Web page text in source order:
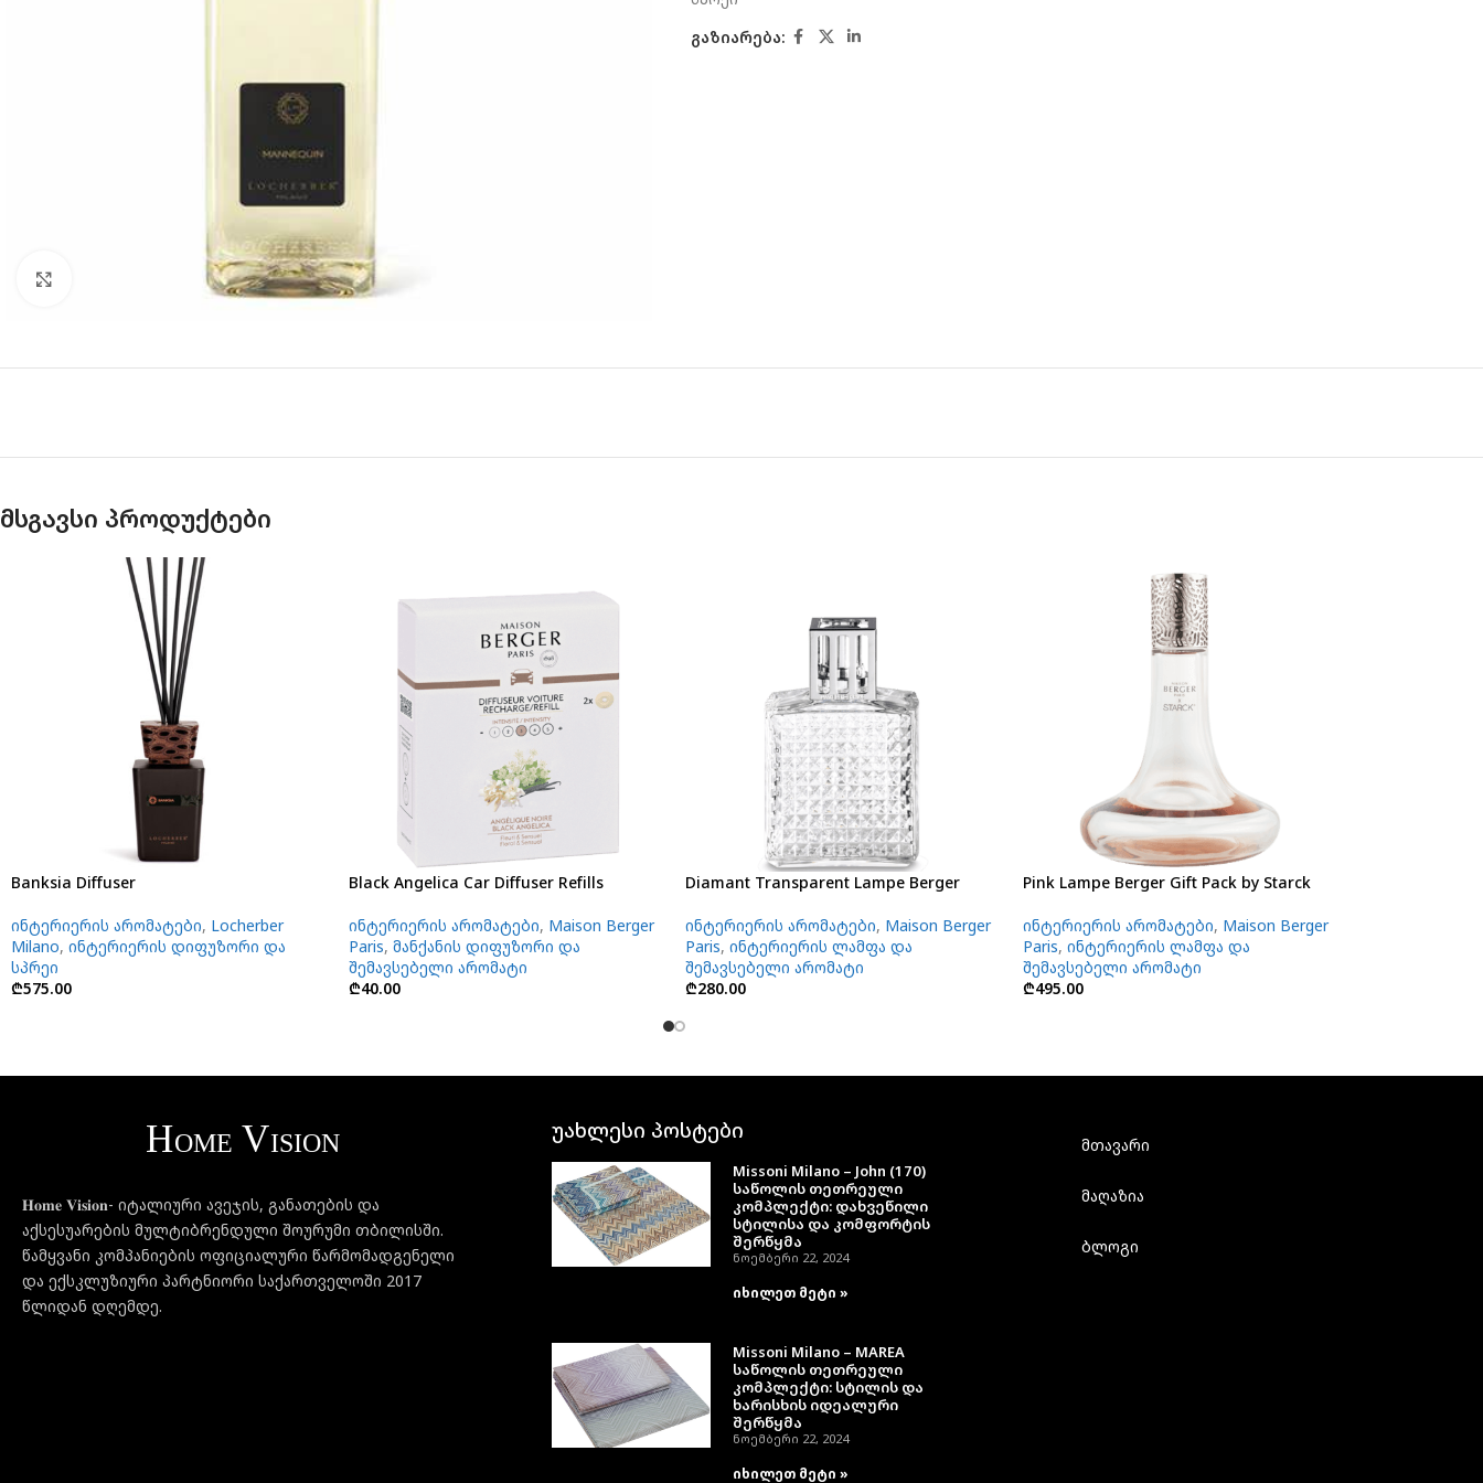
გაზიარება:
მსგავსი პროდუქტები
Banksia Diffuser
ინტერიერის არომატები, Locherber
Milano, ინტერიერის დიფუზორი და
სპრეი
₾575.00
Black Angelica Car Diffuser Refills
ინტერიერის არომატები, Maison Berger
Paris, მანქანის დიფუზორი და
შემავსებელი არომატი
₾40.00
Diamant Transparent Lampe Berger
ინტერიერის არომატები, Maison Berger
Paris, ინტერიერის ლამფა და
შემავსებელი არომატი
₾280.00
Pink Lampe Berger Gift Pack by Starck
ინტერიერის არომატები, Maison Berger
Paris, ინტერიერის ლამფა და
შემავსებელი არომატი
₾495.00
𝐇𝐨𝐦𝐞 𝐕𝐢𝐬𝐢𝐨𝐧- იტალიური ავეჯის, განათების და
აქსესუარების მულტიბრენდული შოურუმი თბილისში.
წამყვანი კომპანიების ოფიციალური წარმომადგენელი
და ექსკლუზიური პარტნიორი საქართველოში 2017
წლიდან დღემდე.
უახლესი პოსტები
Missoni Milano – John (170)
საწოლის თეთრეული
კომპლექტი: დახვეწილი
სტილისა და კომფორტის
შერწყმა
ნოემბერი 22, 2024
იხილეთ მეტი »
Missoni Milano – MAREA
საწოლის თეთრეული
კომპლექტი: სტილის და
ხარისხის იდეალური
შერწყმა
ნოემბერი 22, 2024
იხილეთ მეტი »
მთავარი
მაღაზია
ბლოგი